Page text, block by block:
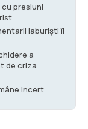
presiuni
laburiști îi
a
de criza
incert